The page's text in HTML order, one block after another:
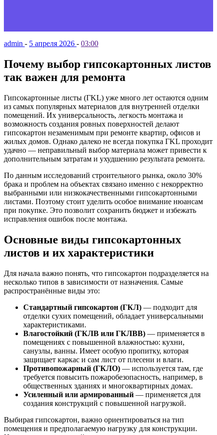
admin - 5 апреля 2026 - 03:00
Почему выбор гипсокартонных листов
так важен для ремонта
Гипсокартонные листы (ГKL) уже много лет остаются одним
из самых популярных материалов для внутренней отделки
помещений. Их универсальность, легкость монтажа и
возможность создания ровных поверхностей делают
гипсокартон незаменимым при ремонте квартир, офисов и
жилых домов. Однако далеко не всегда покупка ГKL проходит
удачно — неправильный выбор материала может привести к
дополнительным затратам и ухудшению результата ремонта.
По данным исследований строительного рынка, около 30%
брака и проблем на объектах связано именно с некорректно
выбранными или низкокачественными гипсокартонными
листами. Поэтому стоит уделить особое внимание нюансам
при покупке. Это позволит сохранить бюджет и избежать
исправления ошибок после монтажа.
Основные виды гипсокартонных
листов и их характеристики
Для начала важно понять, что гипсокартон подразделяется на
несколько типов в зависимости от назначения. Самые
распространённые виды это:
Стандартный гипсокартон (ГКЛ) — подходит для
отделки сухих помещений, обладает универсальными
характеристиками.
Влагостойкий (ГКЛВ или ГКЛВВ) — применяется в
помещениях с повышенной влажностью: кухни,
санузлы, ванны. Имеет особую пропитку, которая
защищает каркас и сам лист от плесени и влаги.
Противопожарный (ГКЛО) — используется там, где
требуется повысить пожаробезопасность, например, в
общественных зданиях и многоквартирных домах.
Усиленный или армированный — применяется для
создания конструкций с повышенной нагрузкой.
Выбирая гипсокартон, важно ориентироваться на тип
помещения и предполагаемую нагрузку для конструкции.